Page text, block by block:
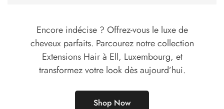
Encore indécise ? Offrez-vous le luxe de
cheveux parfaits. Parcourez notre collection
Extensions Hair à Ell, Luxembourg, et
transformez votre look dès aujourd’hui.
Shop Now